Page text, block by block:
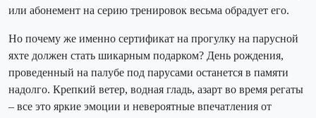
или абонемент на серию тренировок весьма обрадует его.
Но почему же именно сертификат на прогулку на парусной
яхте должен стать шикарным подарком? День рождения,
проведенный на палубе под парусами останется в памяти
надолго. Крепкий ветер, водная гладь, азарт во время регаты
– все это яркие эмоции и невероятные впечатления от